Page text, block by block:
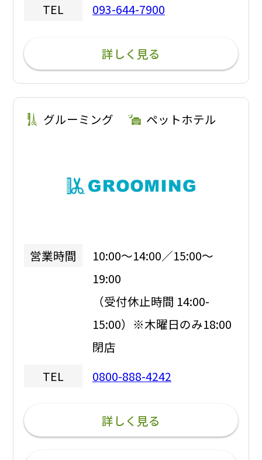
TEL
093-644-7900
詳しく見る
グルーミング ペットホテル
営業時間
10:00～14:00／15:00～
19:00
（受付休止時間 14:00-
15:00）※木曜日のみ18:00
閉店
TEL
0800-888-4242
詳しく見る